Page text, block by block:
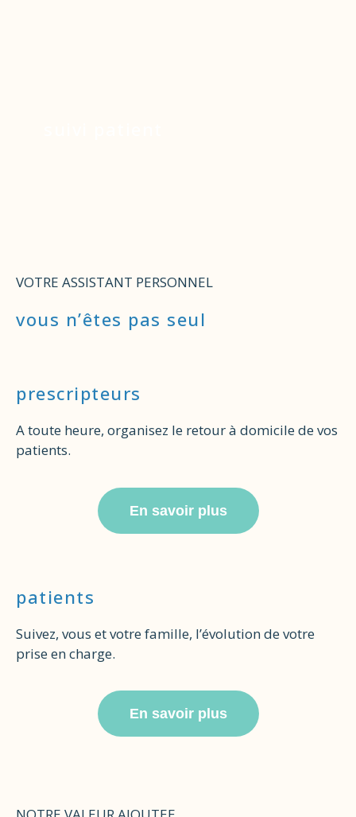
VOTRE ASSISTANT PERSONNEL
vous n’êtes pas seul
prescripteurs
A toute heure, organisez le retour à domicile de vos
patients.
En savoir plus
patients
Suivez, vous et votre famille, l’évolution de votre
prise en charge.
En savoir plus